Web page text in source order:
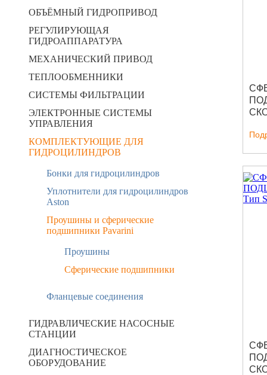
ОБЪЁМНЫЙ ГИДРОПРИВОД
РЕГУЛИРУЮЩАЯ
ГИДРОАППАРАТУРА
МЕХАНИЧЕСКИЙ ПРИВОД
ТЕПЛООБМЕННИКИ
СИСТЕМЫ ФИЛЬТРАЦИИ
ЭЛЕКТРОННЫЕ СИСТЕМЫ
УПРАВЛЕНИЯ
КОМПЛЕКТУЮЩИЕ ДЛЯ
ГИДРОЦИЛИНДРОВ
Бонки для гидроцилиндров
Уплотнители для гидроцилиндров
Aston
Проушины и сферические
подшипники Pavarini
Проушины
Сферические подшипники
Фланцевые соединения
ГИДРАВЛИЧЕСКИЕ НАСОСНЫЕ
СТАНЦИИ
ДИАГНОСТИЧЕСКОЕ
ОБОРУДОВАНИЕ